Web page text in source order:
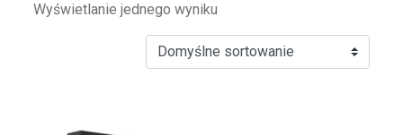
Wyświetlanie jednego wyniku